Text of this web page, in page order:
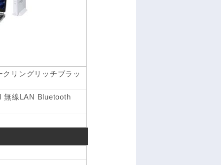
リングリッチブラッ
無線LAN Bluetooth